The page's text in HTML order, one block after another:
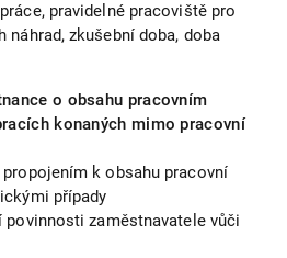
pravidelné pracoviště pro
náhrad, zkušební doba, doba
o obsahu pracovním
konaných mimo pracovní
k obsahu pracovní
případy
zaměstnavatele vůči